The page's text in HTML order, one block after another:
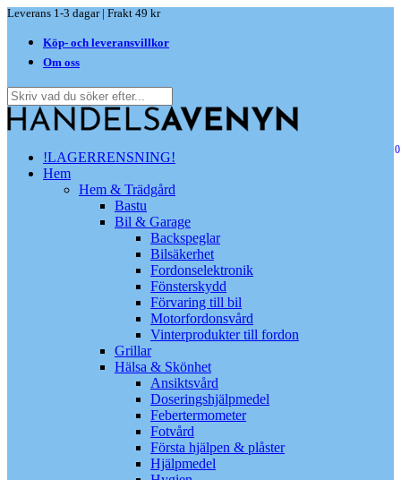
Skip
main
content
Leverans 1-3 dagar | Frakt 49 kr
Köp- och leveransvillkor
Om oss
Close
Search
search
0
Menu
!LAGERRENSNING!
Hem
Hem & Trädgård
Bastu
Bil & Garage
Backspeglar
Bilsäkerhet
Fordonselektronik
Fönsterskydd
Förvaring till bil
Motorfordonsvård
Vinterprodukter till fordon
Grillar
Hälsa & Skönhet
Ansiktsvård
Doseringshjälpmedel
Febertermometer
Fotvård
Första hjälpen & plåster
Hjälpmedel